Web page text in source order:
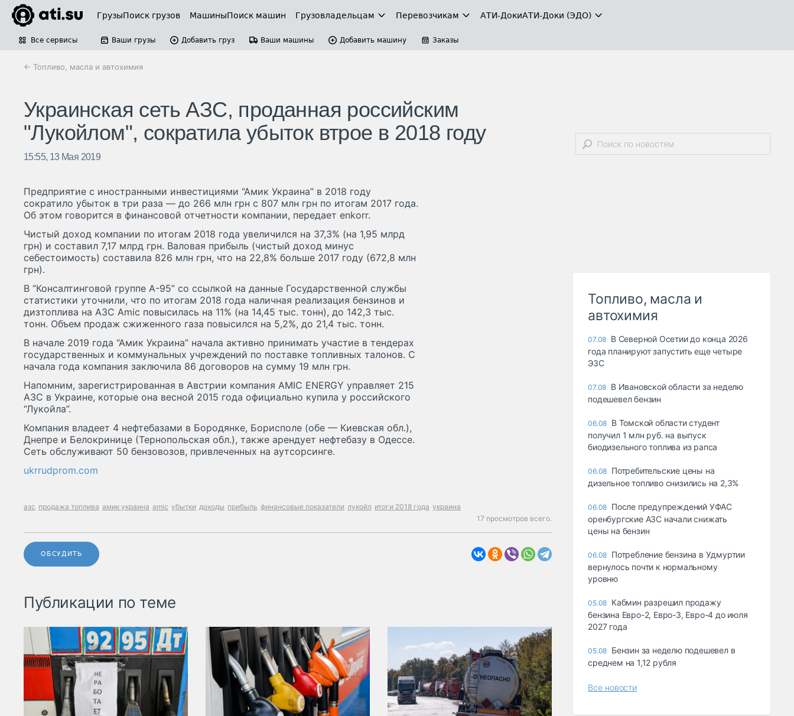
ГрузыПоиск грузов МашиныПоиск машин Грузовладельцам Перевозчикам АТИ-ДокиАТИ-Доки (ЭДО)
Все сервисы Ваши грузы Добавить груз Ваши машины Добавить машину Заказы
← Топливо, масла и автохимия
Украинская сеть АЗС, проданная российским
"Лукойлом", сократила убыток втрое в 2018 году
15:55, 13 Мая 2019
Предприятие с иностранными инвестициями “Амик Украина” в 2018 году
сократило убыток в три раза — до 266 млн грн с 807 млн грн по итогам 2017 года.
Об этом говорится в финансовой отчетности компании, передает enkorr.
Чистый доход компании по итогам 2018 года увеличился на 37,3% (на 1,95 млрд
грн) и составил 7,17 млрд грн. Валовая прибыль (чистый доход минус
себестоимость) составила 826 млн грн, что на 22,8% больше 2017 году (672,8 млн
грн).
В “Консалтинговой группе А-95” со ссылкой на данные Государственной службы
статистики уточнили, что по итогам 2018 года наличная реализация бензинов и
дизтоплива на АЗС Amic повысилась на 11% (на 14,45 тыс. тонн), до 142,3 тыс.
тонн. Объем продаж сжиженного газа повысился на 5,2%, до 21,4 тыс. тонн.
В начале 2019 года “Амик Украина” начала активно принимать участие в тендерах
государственных и коммунальных учреждений по поставке топливных талонов. С
начала года компания заключила 86 договоров на сумму 19 млн грн.
Напомним, зарегистрированная в Австрии компания AMIC ENERGY управляет 215
АЗС в Украине, которые она весной 2015 года официально купила у российского
“Лукойла”.
Компания владеет 4 нефтебазами в Бородянке, Борисполе (обе — Киевская обл.),
Днепре и Белокринице (Тернопольская обл.), также арендует нефтебазу в Одессе.
Сеть обслуживают 50 бензовозов, привлеченных на аутсорсинге.
ukrrudprom.com
азс продажа топлива амик украина amic убытки доходы прибыль финансовые показатели лукойл итоги 2018 года украина
17 просмотров всего.
ОБСУДИТЬ
Публикации по теме
Топливо, масла и
автохимия
07.08 В Северной Осетии до конца 2026
года планируют запустить еще четыре
ЭЗС
07.08 В Ивановской области за неделю
подешевел бензин
06.08 В Томской области студент
получил 1 млн руб. на выпуск
биодизельного топлива из рапса
06.08 Потребительские цены на
дизельное топливо снизились на 2,3%
06.08 После предупреждений УФАС
оренбургские АЗС начали снижать
цены на бензин
06.08 Потребление бензина в Удмуртии
вернулось почти к нормальному
уровню
05.08 Кабмин разрешил продажу
бензина Евро-2, Евро-3, Евро-4 до июля
2027 года
05.08 Бензин за неделю подешевел в
среднем на 1,12 рубля
Все новости